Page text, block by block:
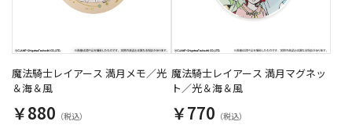
魔法騎士レイアース 満月メモ／光
＆海＆風
￥880
魔法騎士レイアース 満月マグネッ
ト／光＆海＆風
￥770